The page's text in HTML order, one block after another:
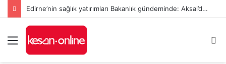
Edirne’nin sağlık yatırımları Bakanlık gündeminde: Aksal’dan Keşan için iki önemli talep
Menü